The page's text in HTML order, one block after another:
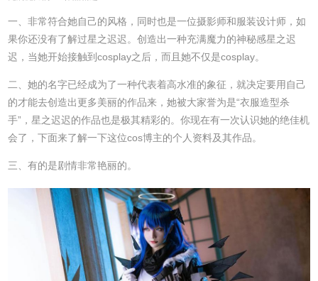
一、非常符合她自己的风格，同时也是一位摄影师和服装设计师，如
果你还没有了解过星之迟迟。创造出一种充满魔力的神秘感星之迟
迟，当她开始接触到cosplay之后，而且她不仅是cosplay。
二、她的名字已经成为了一种代表着高水准的象征，就决定要用自己
的才能去创造出更多美丽的作品来，她被大家誉为是“衣服造型杀
手”，星之迟迟的作品也是极其精彩的。你现在有一次认识她的绝佳机
会了，下面来了解一下这位cos博主的个人资料及其作品。
三、有的是剧情非常艳丽的。